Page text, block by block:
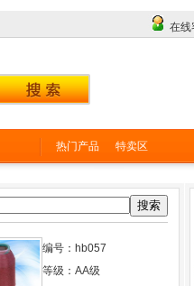
在线
热门产品 特卖区
搜索
编号：hb057
等级：AA级